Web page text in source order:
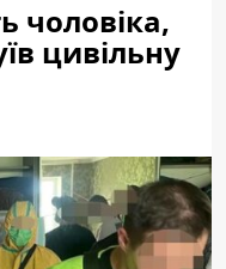
чоловіка,
цивільну